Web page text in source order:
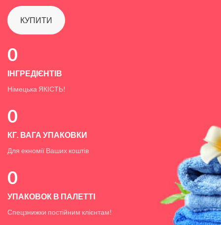
КУПИТИ
0
ІНГРЕДІЄНТІВ
Німецька ЯКІСТЬ!
0
КГ. ВАГА УПАКОВКИ
Для екномії Ваших коштів
0
УПАКОВОК В ПАЛЕТТІ
Спецзнижки постійним клієнтам!